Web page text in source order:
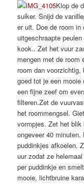
Klop de
suiker. Snijd de
er uit. Doe de room
uitgeschraapte
kook.. Zet het vuur
mengen met de room
room dan
goed tot je een
een fijne zeef om
filteren.Zet de
het roommengsel.
vormpjes. Zet het blik
ongeveer 40
puddinkjes afkoelen.
uur zodat ze
per puddinkje en
mooie, lichtbruine